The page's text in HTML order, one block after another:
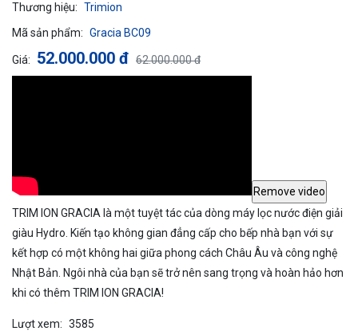
Thương hiệu: Trimion
Mã sản phẩm: Gracia BC09
Giá: 52.000.000 đ 62.000.000 đ
TRIM ION GRACIA là một tuyệt tác của dòng máy lọc nước điện giải
giàu Hydro. Kiến tạo không gian đẳng cấp cho bếp nhà bạn với sự
kết hợp có một không hai giữa phong cách Châu Âu và công nghệ
Nhật Bản. Ngôi nhà của bạn sẽ trở nên sang trọng và hoàn hảo hơn
khi có thêm TRIM ION GRACIA!
Lượt xem: 3585